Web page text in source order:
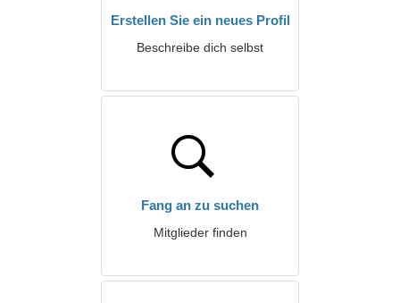
Erstellen Sie ein neues Profil
Beschreibe dich selbst
Fang an zu suchen
Mitglieder finden